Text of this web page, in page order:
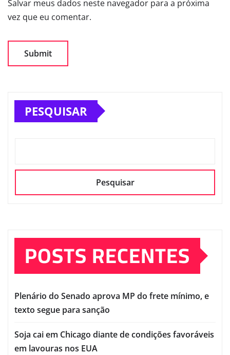
Salvar meus dados neste navegador para a próxima
vez que eu comentar.
PESQUISAR
Pesquisar
POSTS RECENTES
Plenário do Senado aprova MP do frete mínimo, e
texto segue para sanção
Soja cai em Chicago diante de condições favoráveis
em lavouras nos EUA